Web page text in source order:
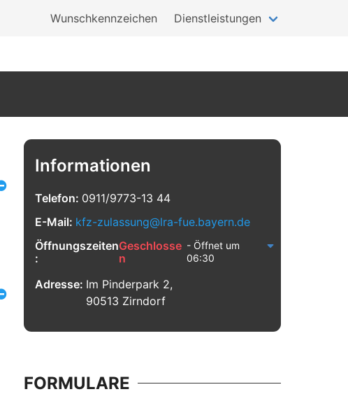
Wunschkennzeichen Dienstleistungen
Informationen
Telefon: 0911/9773-13 44
E-Mail: kfz-zulassung@lra-fue.bayern.de
Öffnungszeiten
:
Geschlosse
n
- Öffnet um
06:30
Adresse: Im Pinderpark 2,
90513 Zirndorf
FORMULARE